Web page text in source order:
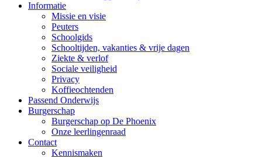
Informatie
Missie en visie
Peuters
Schoolgids
Schooltijden, vakanties & vrije dagen
Ziekte & verlof
Sociale veiligheid
Privacy
Koffieochtenden
Passend Onderwijs
Burgerschap
Burgerschap op De Phoenix
Onze leerlingenraad
Contact
Kennismaken